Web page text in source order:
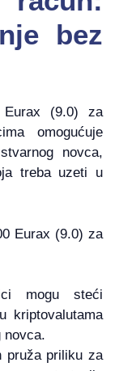
bez
Eurax (9.0) za
omogućuje
novca,
treba uzeti u
Eurax (9.0) za
mogu steći
kriptovalutama
novca.
pruža priliku za